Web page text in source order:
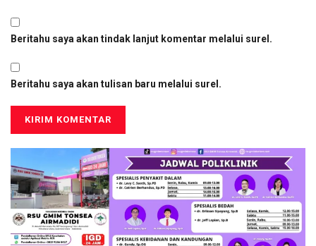
Beritahu saya akan tindak lanjut komentar melalui surel.
Beritahu saya akan tulisan baru melalui surel.